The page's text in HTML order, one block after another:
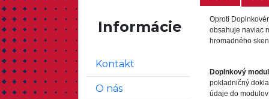
Informácie
Kontakt
O nás
Oproti
obsahuje naviac
hromadného
Doplnkový
pokladničný
údaje do